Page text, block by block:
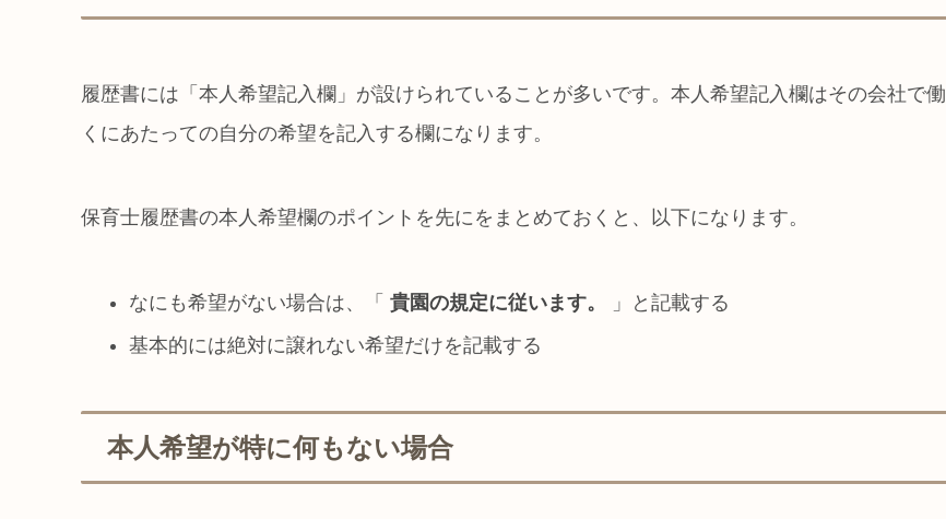
履歴書には「本人希望記入欄」が設けられていることが多いです。本人希望記入欄はその会社で働
くにあたっての自分の希望を記入する欄になります。
保育士履歴書の本人希望欄のポイントを先にをまとめておくと、以下になります。
なにも希望がない場合は、「 貴園の規定に従います。
」と記載する
基本的には絶対に譲れない希望だけを記載する
本人希望が特に何もない場合